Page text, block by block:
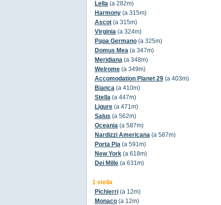
Lella(a 282m)
Harmony(a 315m)
Ascot(a 315m)
Virginia(a 324m)
Papa Germano(a 325m)
Domus Mea(a 347m)
Meridiana(a 348m)
Welrome(a 349m)
Accomodation Planet 29(a 403m)
Bianca(a 410m)
Stella(a 447m)
Ligure(a 471m)
Salus (a 562m)
Oceania(a 587m)
Nardizzi Americana(a 587m)
Porta Pia(a 591m)
New York(a 618m)
Dei Mille(a 631m)
1 stella
Pichierri(a 12m)
Monaco(a 12m)